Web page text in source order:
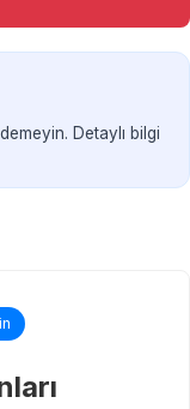
Detaylı bilgi